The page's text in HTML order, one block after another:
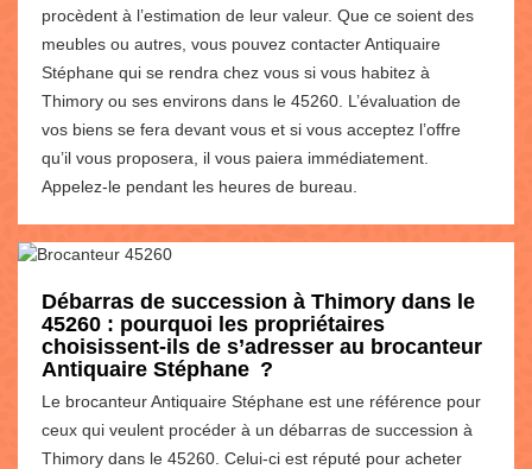
procèdent à l’estimation de leur valeur. Que ce soient des
meubles ou autres, vous pouvez contacter Antiquaire
Stéphane qui se rendra chez vous si vous habitez à
Thimory ou ses environs dans le 45260. L’évaluation de
vos biens se fera devant vous et si vous acceptez l’offre
qu’il vous proposera, il vous paiera immédiatement.
Appelez-le pendant les heures de bureau.
Débarras de succession à Thimory dans le
45260 : pourquoi les propriétaires
choisissent-ils de s’adresser au brocanteur
Antiquaire Stéphane ?
Le brocanteur Antiquaire Stéphane est une référence pour
ceux qui veulent procéder à un débarras de succession à
Thimory dans le 45260. Celui-ci est réputé pour acheter